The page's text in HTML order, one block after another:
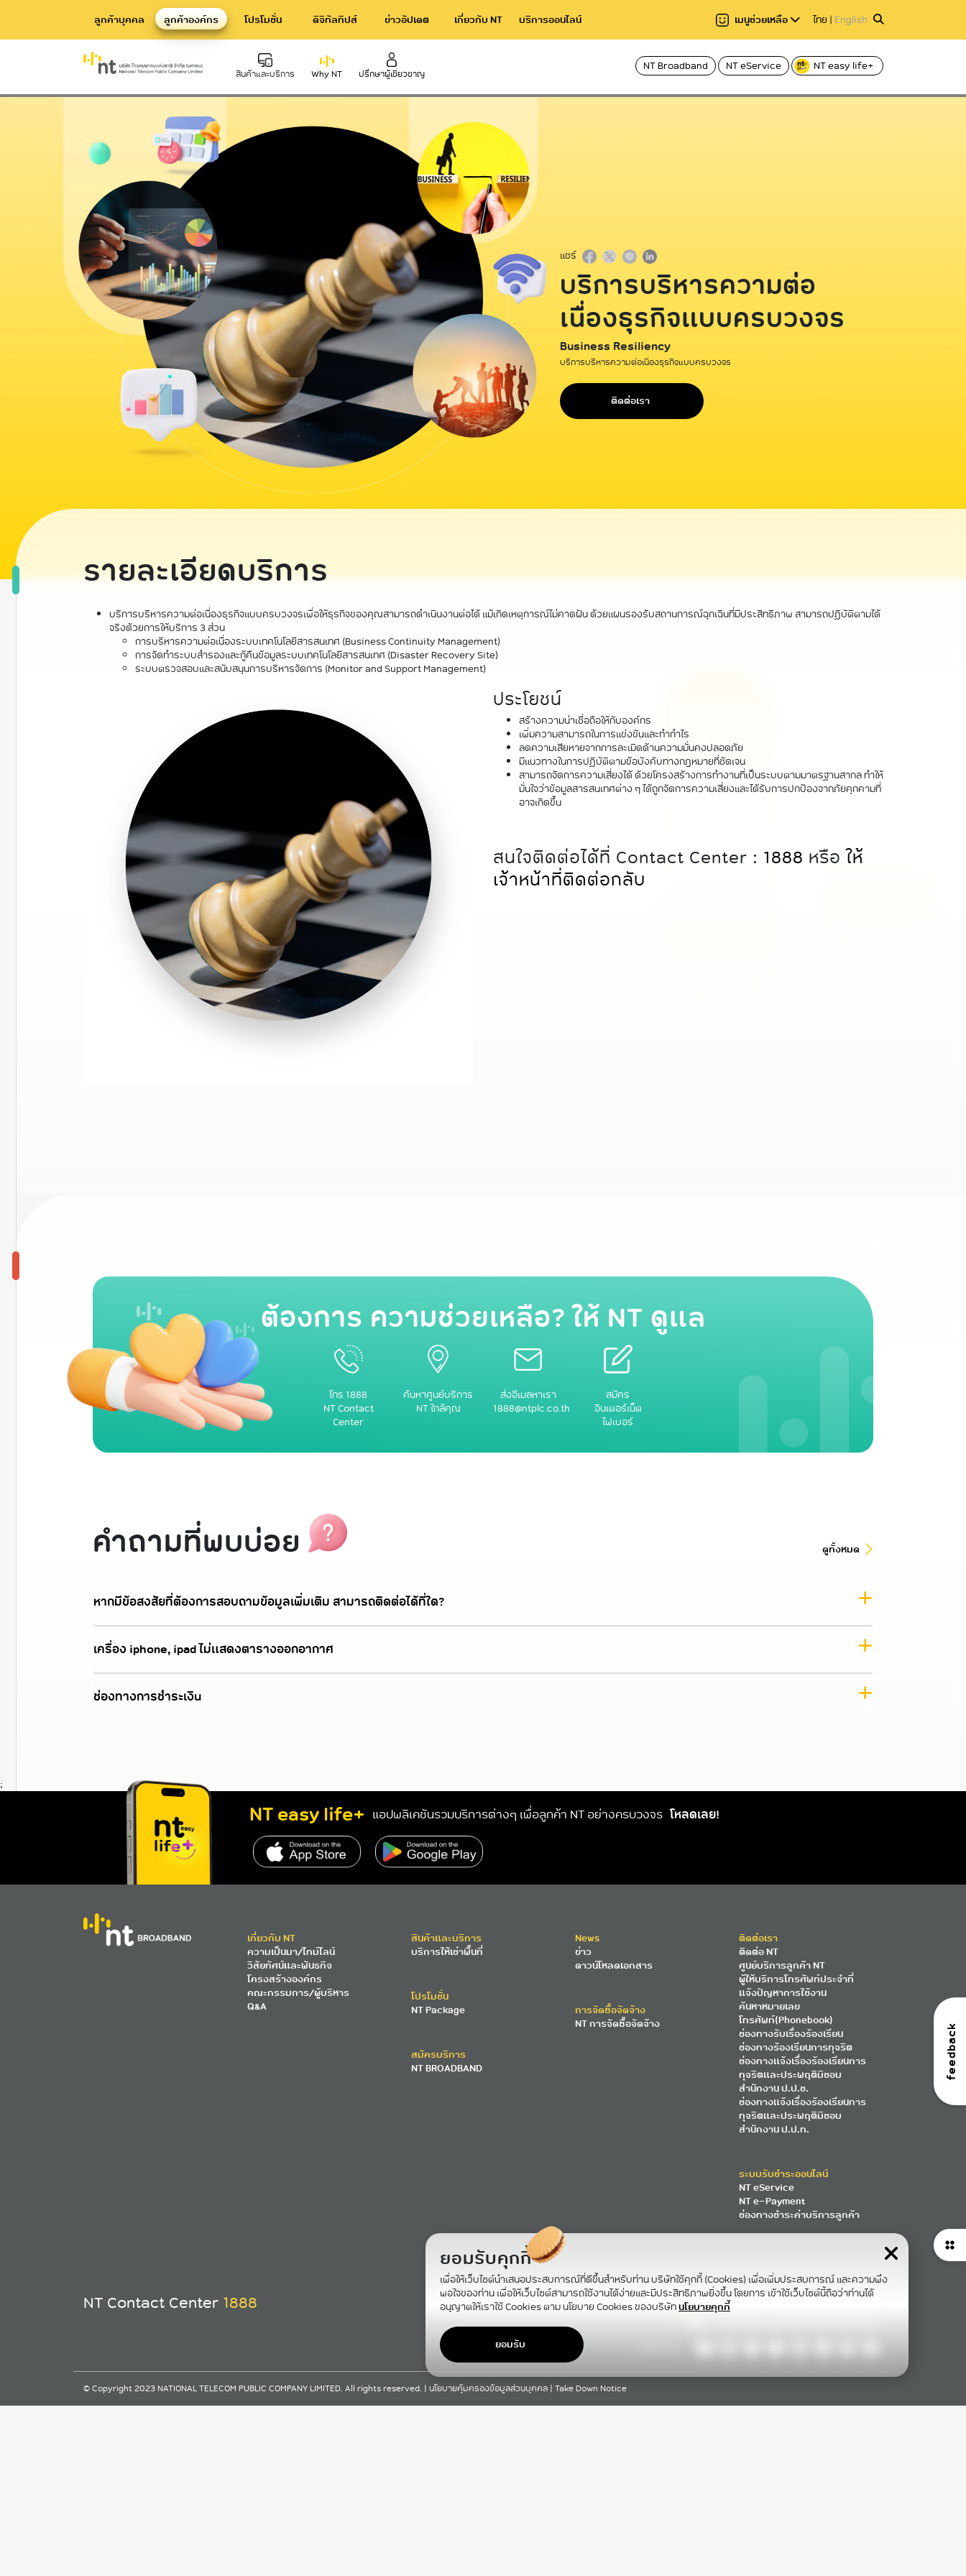
ลูกค้าบุคคล ลูกค้าองค์กร โปรโมชั่น ดิจิทัลทิปส์ ข่าวอัปเดต เกี่ยวกับ NT บริการออนไลน์ เมนูช่วยเหลือ ไทย | English
สินค้าและบริการ Why NT ปรึกษาผู้เชี่ยวชาญ
NT Broadband NT eService NT easy life+
Hard Infrastructure
บริการท่อร้อยสาย Communication
Conduit
บริการเสาโทรคมนาคม
Telecommunication Tower
International
Datacom International Service
NT Broadband บริการอินเทอร์เน็ตไฟเบอร์
ความเร็วสูง
NetPlay บริการกล่องทีวีออนไลน์
แชร์
บริการบริหารความต่อ
เนื่องธุรกิจแบบครบวงจร
Business Resiliency
บริการบริหารความต่อเนื่องธุรกิจแบบครบวงจร
ติดต่อเรา
รายละเอียดบริการ
บริการบริหารความต่อเนื่องธุรกิจแบบครบวงจรเพื่อให้ธุรกิจของคุณสามารถดำเนินงานต่อได้ แม้เกิดเหตุการณ์ไม่คาดฝัน ด้วยแผนรองรับสถานการณ์ฉุกเฉินที่มีประสิทธิภาพ สามารถปฏิบัติตามได้
จริงด้วยการให้บริการ 3 ส่วน
การบริหารความต่อเนื่องระบบเทคโนโลยีสารสนเทศ (Business Continuity Management)
การจัดทำระบบสำรองและกู้คืนข้อมูลระบบเทคโนโลยีสารสนเทศ (Disaster Recovery Site)
ระบบตรวจสอบและสนับสนุนการบริหารจัดการ (Monitor and Support Management)
ประโยชน์
สร้างความน่าเชื่อถือให้กับองค์กร
เพิ่มความสามารถในการแข่งขันและทำกำไร
ลดความเสียหายจากการละเมิดด้านความมั่นคงปลอดภัย
มีแนวทางในการปฏิบัติตามข้อบังคับทางกฎหมายที่ชัดเจน
สามารถจัดการความเสี่ยงได้ ด้วยโครงสร้างการทำงานที่เป็นระบบตามมาตรฐานสากล ทำให้
มั่นใจว่าข้อมูลสารสนเทศต่าง ๆ ได้ถูกจัดการความเสี่ยงและได้รับการปกป้องจากภัยคุกคามที่
อาจเกิดขึ้น
สนใจติดต่อได้ที่ Contact Center : 1888 หรือให้
เจ้าหน้าที่ติดต่อกลับ
ต้องการ ความช่วยเหลือ? ให้ NT ดูแล
โทร 1888
NT Contact
Center
ค้นหาศูนย์บริการ
NT ใกล้คุณ
ส่งอีเมลหาเรา
1888@ntplc.co.th
สมัคร
อินเตอร์เน็ต
ไฟเบอร์
คำถามที่พบบ่อย ดูทั้งหมด
หากมีข้อสงสัยที่ต้องการสอบถามข้อมูลเพิ่มเติม สามารถติดต่อได้ที่ใด?
เครื่อง iphone, ipad ไม่แสดงตารางออกอากาศ
ช่องทางการชำระเงิน
https://www.nteservice.com/eservice
;
feedback
ยอมรับคุกกี้
เพื่อให้เว็บไซต์นำเสนอประสบการณ์ที่ดีขึ้นสำหรับท่าน บริษัทใช้คุกกี้ (Cookies) เพื่อเพิ่มประสบการณ์ และความพึง
พอใจของท่าน เพื่อให้เว็บไซต์สามารถใช้งานได้ง่ายและมีประสิทธิภาพยิ่งขึ้น โดยการ เข้าใช้เว็บไซต์นี้ถือว่าท่านได้
อนุญาตให้เราใช้ Cookies ตาม นโยบาย Cookies ของบริษัทนโยบายคุกกี้
ยอมรับ
บริการบริหารความต่อเนื่องธุรกิจแบบครบวงจร ใช้เวลาอ่าน 2 นาที อ่านให้ฟัง แชร์
NT easy life+ แอปพลิเคชันรวมบริการต่างๆ เพื่อลูกค้า NT อย่างครบวงจร โหลดเลย!
เกี่ยวกับ NT
ความเป็นมา/ไทม์ไลน์
วิสัยทัศน์และพันธกิจ
โครงสร้างองค์กร
คณะกรรมการ/ผู้บริหาร
Q&A
สินค้าและบริการ
บริการให้เช่าพื้นที่
โปรโมชั่น
NT Package
สมัครบริการ
NT BROADBAND
News
ข่าว
ดาวน์โหลดเอกสาร
การจัดซื้อจัดจ้าง
NT การจัดซื้อจัดจ้าง
ติดต่อเรา
ติดต่อ NT
ศูนย์บริการลูกค้า NT
ผู้ให้บริการโทรศัพท์ประจำที่
แจ้งปัญหาการใช้งาน
ค้นหาหมายเลข
โทรศัพท์(Phonebook)
ช่องทางรับเรื่องร้องเรียน
ช่องทางร้องเรียนการทุจริต
ช่องทางแจ้งเรื่องร้องเรียนการ
ทุจริตและประพฤติมิชอบ
สำนักงาน ป.ป.ช.
ช่องทางแจ้งเรื่องร้องเรียนการ
ทุจริตและประพฤติมิชอบ
สำนักงาน ป.ป.ท.
ระบบรับชำระออนไลน์
NT eService
NT e-Payment
ช่องทางชำระค่าบริการลูกค้า
NT Contact Center 1888
© Copyright 2023 NATIONAL TELECOM PUBLIC COMPANY LIMITED. All rights reserved. | นโยบายคุ้มครองข้อมูลส่วนบุคคล | Take Down Notice